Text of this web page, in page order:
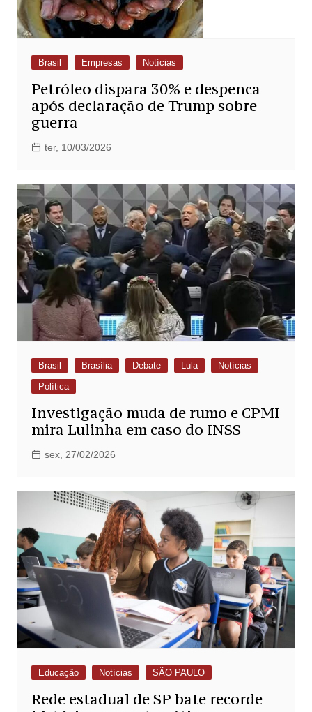
Brasil Empresas Notícias
Petróleo dispara 30% e despenca
após declaração de Trump sobre
guerra
ter, 10/03/2026
Brasil Brasília Debate Lula
Notícias
Política
Investigação muda de rumo e CPMI
mira Lulinha em caso do INSS
sex, 27/02/2026
Educação Notícias SÃO PAULO
Rede estadual de SP bate recorde